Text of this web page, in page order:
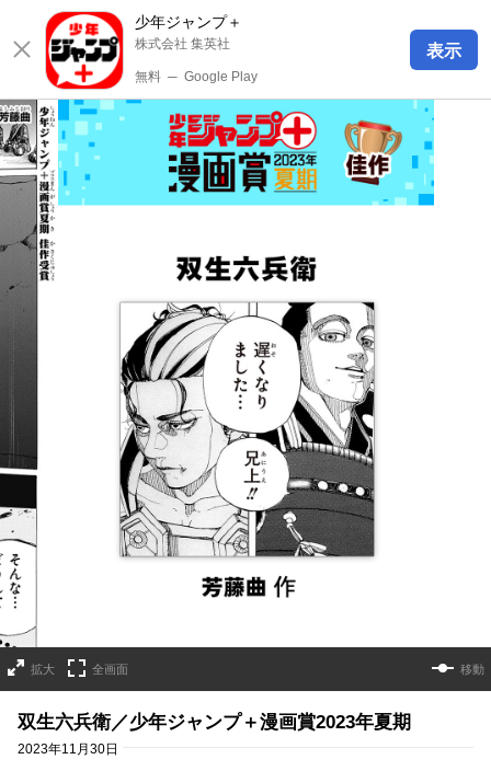
少年ジャンプ＋
株式会社 集英社
無料 ─ Google Play
表示
拡大 全画面 移動
双生六兵衛／少年ジャンプ＋漫画賞2023年夏期
2023年11月30日